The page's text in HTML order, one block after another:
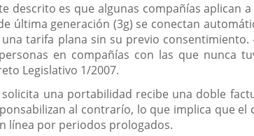
descrito es que algunas compañías aplican
última generación (3g) se conectan
tarifa plana sin su previo
en compañías con las que nunca
Legislativo 1/2007.
una portabilidad recibe una doble
al contrarío, lo que implica que
línea por periodos prologados.